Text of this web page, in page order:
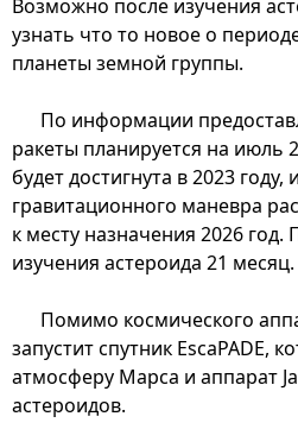
Возможно после изучения
узнать что то новое о
планеты земной группы.
По информации
ракеты планируется на июль
будет достигнута в 2023
гравитационного маневра
к месту назначения 2026
изучения астероида 21 месяц.
Помимо космического
запустит спутник EscaPADE,
атмосферу Марса и аппарат
астероидов.